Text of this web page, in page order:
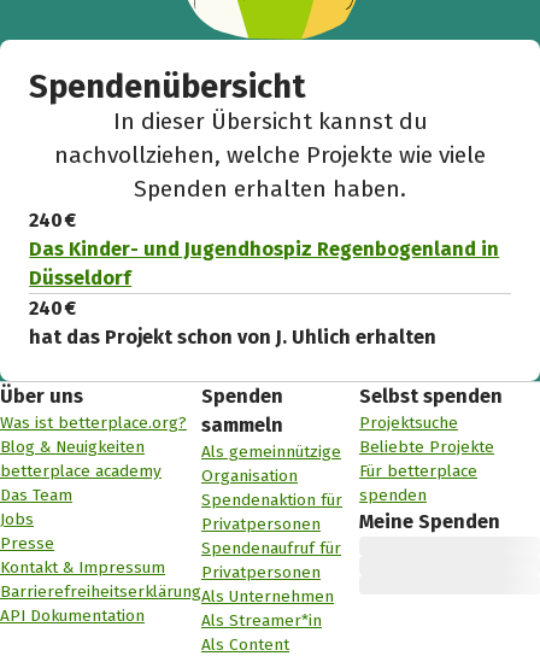
Spendenübersicht
In dieser Übersicht kannst du
nachvollziehen, welche Projekte wie viele
Spenden erhalten haben.
240 €
Das Kinder- und Jugendhospiz Regenbogenland in
Düsseldorf
240 €
hat das Projekt schon von J. Uhlich erhalten
Über uns
Was ist betterplace.org?
Blog & Neuigkeiten
betterplace academy
Das Team
Jobs
Presse
Kontakt & Impressum
Barrierefreiheitserklärung
API Dokumentation
Spenden
sammeln
Als gemeinnützige
Organisation
Spendenaktion für
Privatpersonen
Spendenaufruf für
Privatpersonen
Als Unternehmen
Als Streamer*in
Als Content
Selbst spenden
Projektsuche
Beliebte Projekte
Für betterplace
spenden
Meine Spenden